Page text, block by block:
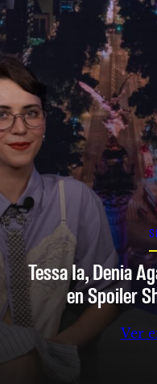
Tessa Ia, Denia
en Spoiler
Ver